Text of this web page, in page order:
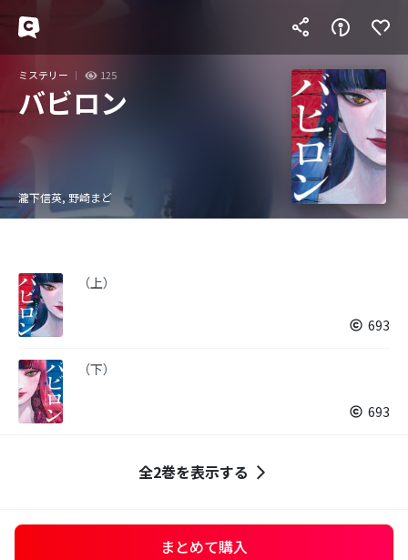
ミステリー 125
バビロン
瀧下信英, 野崎まど
（上）
693
（下）
693
全2巻を表示する
まとめて購入